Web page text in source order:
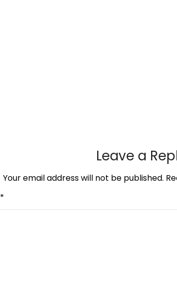
Leave a
Your email address will not be published.
*